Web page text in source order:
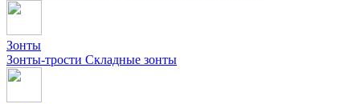
Зонты
Зонты-трости Складные зонты